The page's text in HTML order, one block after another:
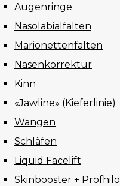
Augenringe
Nasolabialfalten
Marionettenfalten
Nasenkorrektur
Kinn
«Jawline» (Kieferlinie)
Wangen
Schläfen
Liquid Facelift
Skinbooster + Profhilo